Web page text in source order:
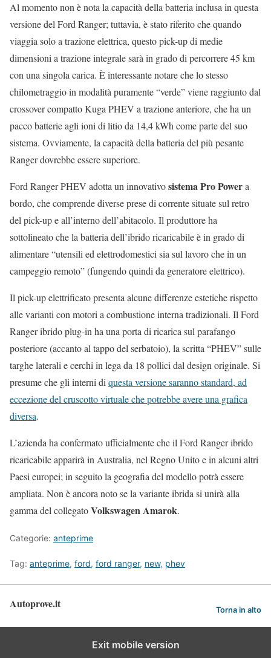
Al momento non è nota la capacità della batteria inclusa in questa
versione del Ford Ranger; tuttavia, è stato riferito che quando
viaggia solo a trazione elettrica, questo pick-up di medie
dimensioni a trazione integrale sarà in grado di percorrere 45 km
con una singola carica. È interessante notare che lo stesso
chilometraggio in modalità puramente “verde” viene raggiunto dal
crossover compatto Kuga PHEV a trazione anteriore, che ha un
pacco batterie agli ioni di litio da 14,4 kWh come parte del suo
sistema. Ovviamente, la capacità della batteria del più pesante
Ranger dovrebbe essere superiore.
Ford Ranger PHEV adotta un innovativosistema Pro Powera
bordo, che comprende diverse prese di corrente situate sul retro
del pick-up e all’interno dell’abitacolo. Il produttore ha
sottolineato che la batteria dell’ibrido ricaricabile è in grado di
alimentare “utensili ed elettrodomestici sia sul lavoro che in un
campeggio remoto” (fungendo quindi da generatore elettrico).
Il pick-up elettrificato presenta alcune differenze estetiche rispetto
alle varianti con motori a combustione interna tradizionali. Il Ford
Ranger ibrido plug-in ha una porta di ricarica sul parafango
posteriore (accanto al tappo del serbatoio), la scritta “PHEV” sulle
targhe laterali e cerchi in lega da 18 pollici dal design originale. Si
presume che gli interni di questa versione saranno standard, ad
eccezione del cruscotto virtuale che potrebbe avere una grafica
diversa.
L’azienda ha confermato ufficialmente che il Ford Ranger ibrido
ricaricabile apparirà in Australia, nel Regno Unito e in alcuni altri
Paesi europei; in seguito la geografia del modello potrà essere
ampliata. Non è ancora noto se la variante ibrida si unirà alla
gamma del collegatoVolkswagen Amarok.
Categorie: anteprime
Tag: anteprime, ford, ford ranger, new, phev
Autoprove.it Torna in alto
Exit mobile version